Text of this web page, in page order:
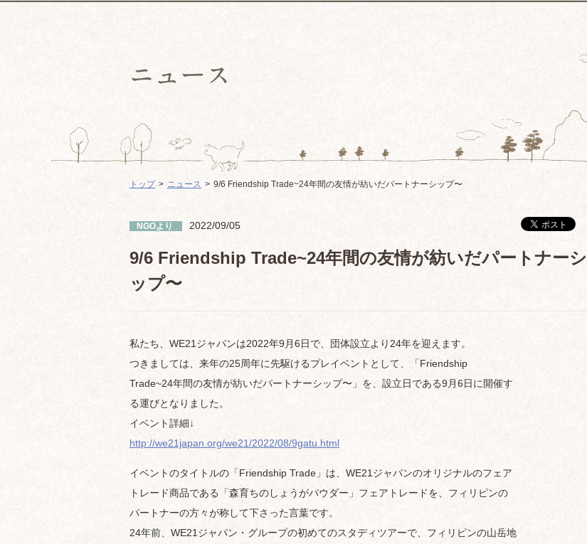
トップ ニュース 9/6 Friendship Trade~24年間の友情が紡いだパートナーシップ〜
NGOより 2022/09/05
9/6 Friendship Trade~24年間の友情が紡いだパートナーシ
ップ〜
私たち、WE21ジャパンは2022年9月6日で、団体設立より24年を迎えます。
つきましては、来年の25周年に先駆けるプレイベントとして、「Friendship
Trade~24年間の友情が紡いだパートナーシップ〜」を、設立日である9月6日に開催す
る運びとなりました。
イベント詳細↓
http://we21japan.org/we21/2022/08/9gatu.html
イベントのタイトルの「Friendship Trade」は、WE21ジャパンのオリジナルのフェア
トレード商品である「森育ちのしょうがパウダー」フェアトレードを、フィリピンの
パートナーの方々が称して下さった言葉です。
24年前、WE21ジャパン・グループの初めてのスタディツアーで、フィリピンの山岳地